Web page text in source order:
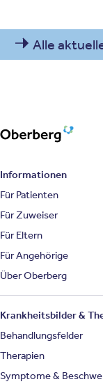
Alle
Informationen
Für Patienten
Für Zuweiser
Für Eltern
Für Angehörige
Über Oberberg
Krankheitsbilder &
Behandlungsfelder
Therapien
Symptome &